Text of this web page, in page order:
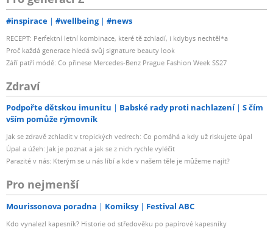
#inspirace #wellbeing #news
RECEPT: Perfektní letní kombinace, které tě zchladí, i kdybys nechtěl*a
Proč každá generace hledá svůj signature beauty look
Září patří módě: Co přinese Mercedes-Benz Prague Fashion Week SS27
Zdraví
Podpořte dětskou imunitu Babské rady proti nachlazení
S čím
vším pomůže rýmovník
Jak se zdravě zchladit v tropických vedrech: Co pomáhá a kdy už riskujete úpal
Úpal a úžeh: Jak je poznat a jak se z nich rychle vyléčit
Parazité v nás: Kterým se u nás líbí a kde v našem těle je můžeme najít?
Pro nejmenší
Mourissonova poradna Komiksy Festival ABC
Kdo vynalezl kapesník? Historie od středověku po papírové kapesníky